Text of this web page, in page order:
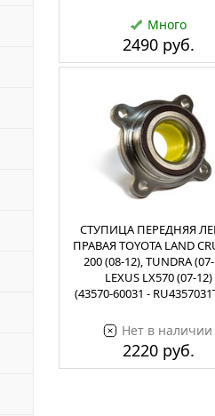
Много
2490 руб.
СТУПИЦА ПЕРЕДНЯЯ
ПРАВАЯ TOYOTA LAND
200 (08-12), TUNDRA
LEXUS LX570 (07-12)
(43570-60031 -
Нет в наличии
2220 руб.